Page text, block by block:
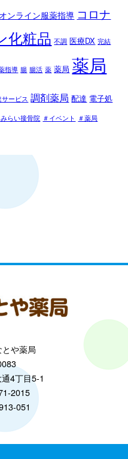
オンライン服薬指導 コロナ
化粧品 不調 医療DX 完結
指導 腸 腸活 薬 薬局 薬局
ービス 調剤薬局 配達 電子処
みらい接骨院 ＃イベント ＃薬局
や薬局
4丁目5-1
2015
051